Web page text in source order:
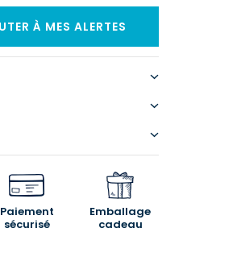
Paiement
sécurisé
Emballage
cadeau